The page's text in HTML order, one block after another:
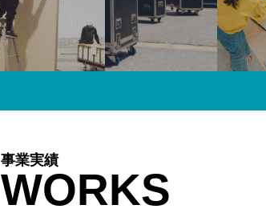
事業実績
WORKS